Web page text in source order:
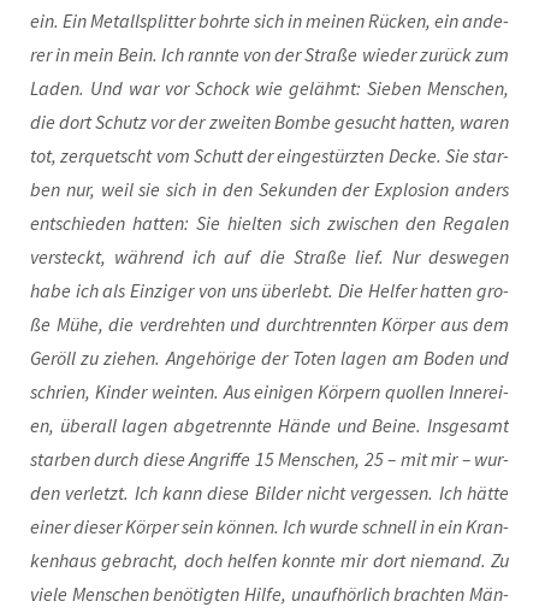
ein. Ein Metall­split­ter bohr­te sich in mei­nen Rücken, ein ande­
rer in mein Bein. Ich rann­te von der Stra­ße wie­der zurück zum
Laden. Und war vor Schock wie gelähmt: Sie­ben Men­schen,
die dort Schutz vor der zwei­ten Bom­be gesucht hat­ten, waren
tot, zer­quetscht vom Schutt der ein­ge­stürz­ten Decke. Sie star­
ben nur, weil sie sich in den Sekun­den der Explo­si­on anders
ent­schie­den hat­ten: Sie hiel­ten sich zwi­schen den Rega­len
ver­steckt, wäh­rend ich auf die Stra­ße lief. Nur des­we­gen
habe ich als Ein­zi­ger von uns über­lebt. Die Hel­fer hat­ten gro­
ße Mühe, die ver­dreh­ten und durch­trenn­ten Kör­per aus dem
Geröll zu zie­hen. Ange­hö­ri­ge der Toten lagen am Boden und
schrien, Kin­der wein­ten. Aus eini­gen Kör­pern quol­len Inne­rei­
en, über­all lagen abge­trenn­te Hän­de und Bei­ne. Ins­ge­samt
star­ben durch die­se Angrif­fe 15 Men­schen, 25 – mit mir – wur­
den ver­letzt. Ich kann die­se Bil­der nicht ver­ges­sen. Ich hät­te
einer die­ser Kör­per sein kön­nen. Ich wur­de schnell in ein Kran­
ken­haus gebracht, doch hel­fen konn­te mir dort nie­mand. Zu
vie­le Men­schen benö­tig­ten Hil­fe, unauf­hör­lich brach­ten Män­